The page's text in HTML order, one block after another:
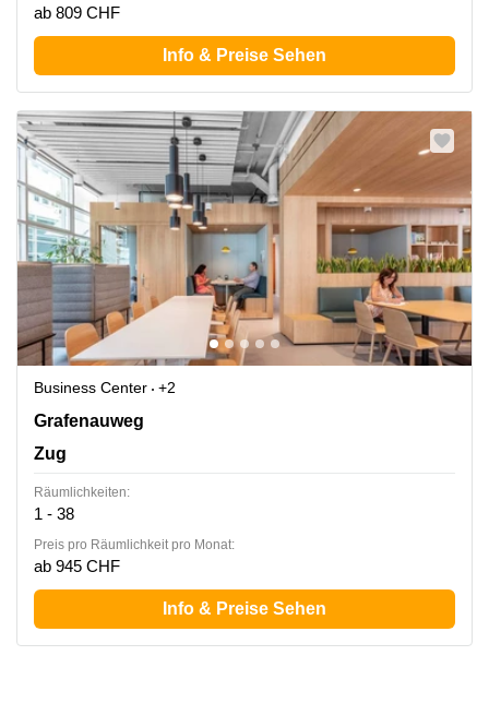
ab 809 CHF
Info & Preise Sehen
Business Center
+2
Grafenauweg 8, Zug
Grafenauweg
Zug
Räumlichkeiten:
1 - 38
Preis pro Räumlichkeit pro Monat:
ab 945 CHF
Info & Preise Sehen